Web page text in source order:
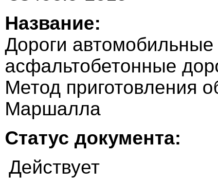
Название:
Дороги
асфальтобетонные
Метод приготовления
Маршалла
Статус документа:
Действует